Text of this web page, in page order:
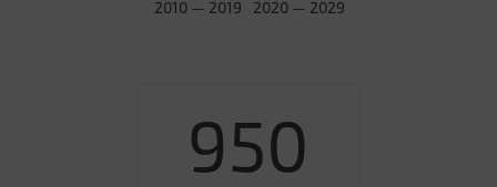
2010 — 2019 2020 — 2029
950